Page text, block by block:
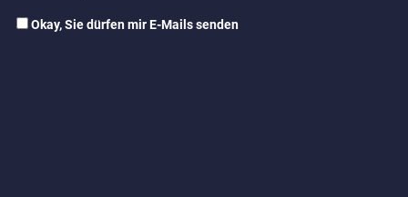
Okay, Sie dürfen mir E-Mails senden